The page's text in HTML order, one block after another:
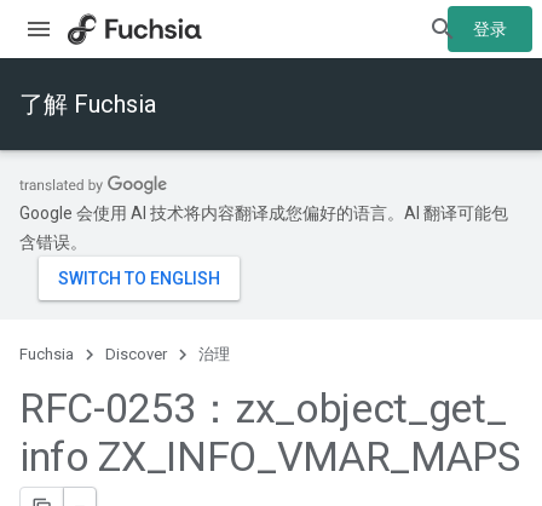
登录
了解 Fuchsia
Google 会使用 AI 技术将内容翻译成您偏好的语言。AI 翻译可能包
含错误。
Fuchsia Discover 治理
RFC-0253：zx_object_get_
info ZX_INFO_VMAR_MAPS